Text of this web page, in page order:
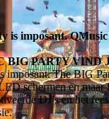
is imposant.
BIG PARTY VIND
The BIG
schermen en
DJ’s en het